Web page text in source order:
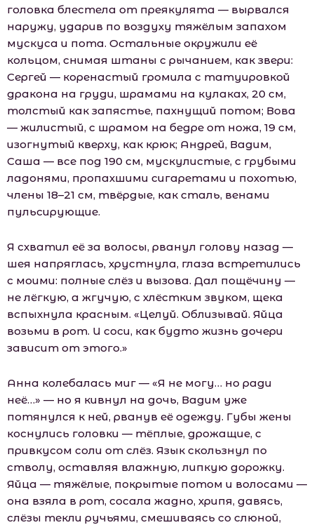
головка блестела от преякулята — вырвался
наружу, ударив по воздуху тяжёлым запахом
мускуса и пота. Остальные окружили её
кольцом, снимая штаны с рычанием, как звери:
Сергей — коренастый громила с татуировкой
дракона на груди, шрамами на кулаках, 20 см,
толстый как запястье, пахнущий потом; Вова
— жилистый, с шрамом на бедре от ножа, 19 см,
изогнутый кверху, как крюк; Андрей, Вадим,
Саша — все под 190 см, мускулистые, с грубыми
ладонями, пропахшими сигаретами и похотью,
члены 18–21 см, твёрдые, как сталь, венами
пульсирующие.
Я схватил её за волосы, рванул голову назад —
шея напряглась, хрустнула, глаза встретились
с моими: полные слёз и вызова. Дал пощёчину —
не лёгкую, а жгучую, с хлёстким звуком, щека
вспыхнула красным. «Целуй. Облизывай. Яйца
возьми в рот. И соси, как будто жизнь дочери
зависит от этого.»
Анна колебалась миг — «Я не могу… но ради
неё…» — но я кивнул на дочь, Вадим уже
потянулся к ней, рванув её одежду. Губы жены
коснулись головки — тёплые, дрожащие, с
привкусом соли от слёз. Язык скользнул по
стволу, оставляя влажную, липкую дорожку.
Яйца — тяжёлые, покрытые потом и волосами —
она взяла в рот, сосала жадно, хрипя, давясь,
слёзы текли ручьями, смешиваясь со слюной,